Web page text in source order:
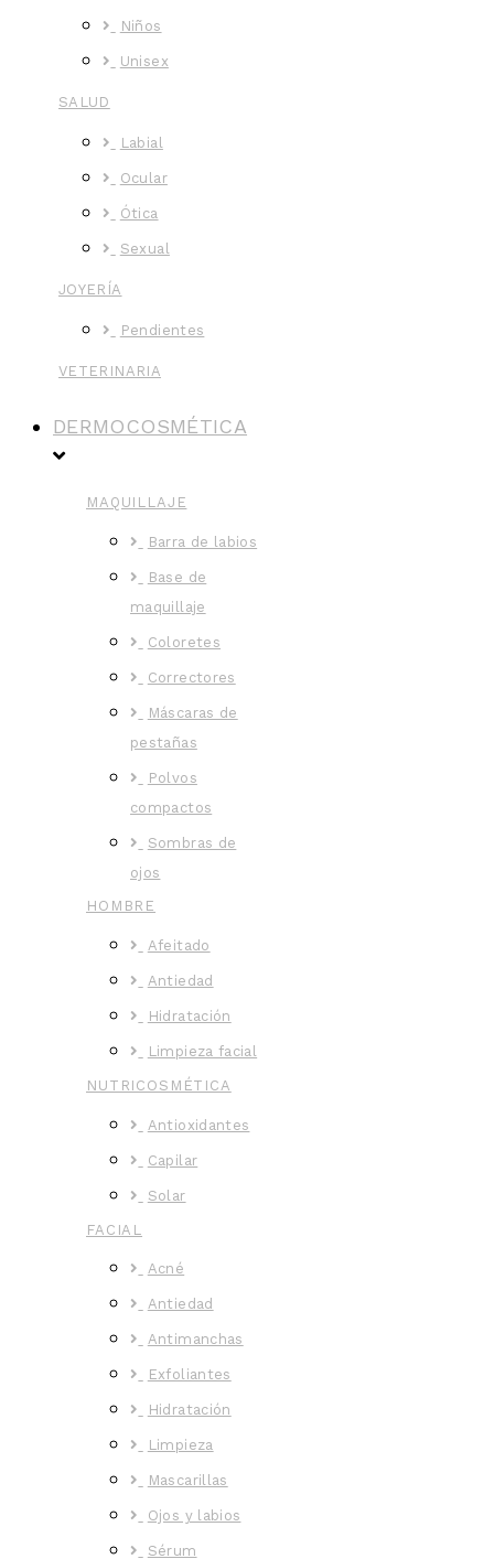
Niños
Unisex
SALUD
Labial
Ocular
Ótica
Sexual
JOYERÍA
Pendientes
VETERINARIA
DERMOCOSMÉTICA
MAQUILLAJE
Barra de labios
Base de
maquillaje
Coloretes
Correctores
Máscaras de
pestañas
Polvos
compactos
Sombras de
ojos
HOMBRE
Afeitado
Antiedad
Hidratación
Limpieza facial
NUTRICOSMÉTICA
Antioxidantes
Capilar
Solar
FACIAL
Acné
Antiedad
Antimanchas
Exfoliantes
Hidratación
Limpieza
Mascarillas
Ojos y labios
Sérum